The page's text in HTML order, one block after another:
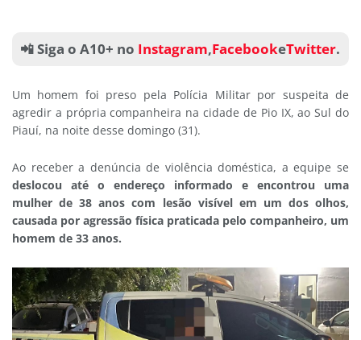
📲 Siga o A10+ no Instagram,FacebookeTwitter.
Um homem foi preso pela Polícia Militar por suspeita de
agredir a própria companheira na cidade de Pio IX, ao Sul do
Piauí, na noite desse domingo (31).
Ao receber a denúncia de violência doméstica, a equipe se
deslocou até o endereço informado e encontrou uma
mulher de 38 anos com lesão visível em um dos olhos,
causada por agressão física praticada pelo companheiro, um
homem de 33 anos.